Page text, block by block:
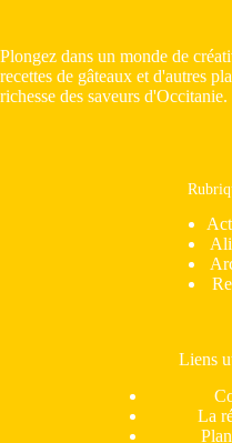
Plongez dans un monde de
recettes de gâteaux et d'autres
richesse des saveurs d'Occitanie.
Liens
La